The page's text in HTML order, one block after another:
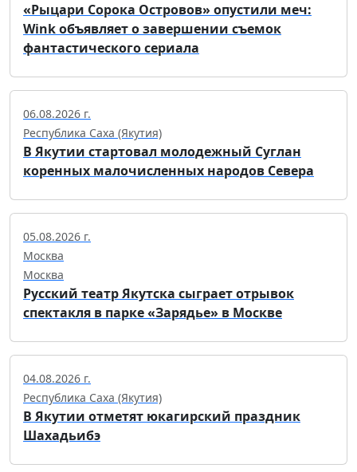
«Рыцари Сорока Островов» опустили меч:
Wink объявляет о завершении съемок
фантастического сериала
06.08.2026 г.
Республика Саха (Якутия)
В Якутии стартовал молодежный Суглан
коренных малочисленных народов Севера
05.08.2026 г.
Москва
Москва
Русский театр Якутска сыграет отрывок
спектакля в парке «Зарядье» в Москве
04.08.2026 г.
Республика Саха (Якутия)
В Якутии отметят юкагирский праздник
Шахадьибэ